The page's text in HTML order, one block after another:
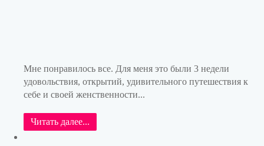
Мне понравилось все. Для меня это были 3 недели
удовольствия, открытий, удивительного путешествия к
себе и своей женственности...
Читать далее...